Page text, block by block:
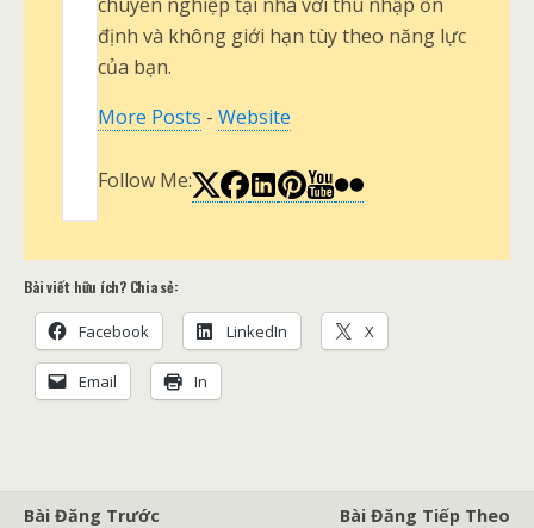
định và không giới hạn tùy theo năng lực
của bạn.
More Posts -Website
Follow Me:
Bài viết hữu ích? Chia sẻ:
Facebook LinkedIn X
Email In
Bài Đăng Trước
Bài Đăng Tiếp Theo